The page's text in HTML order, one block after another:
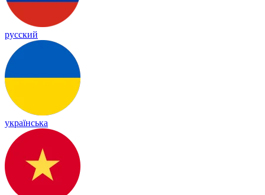
русский
українська